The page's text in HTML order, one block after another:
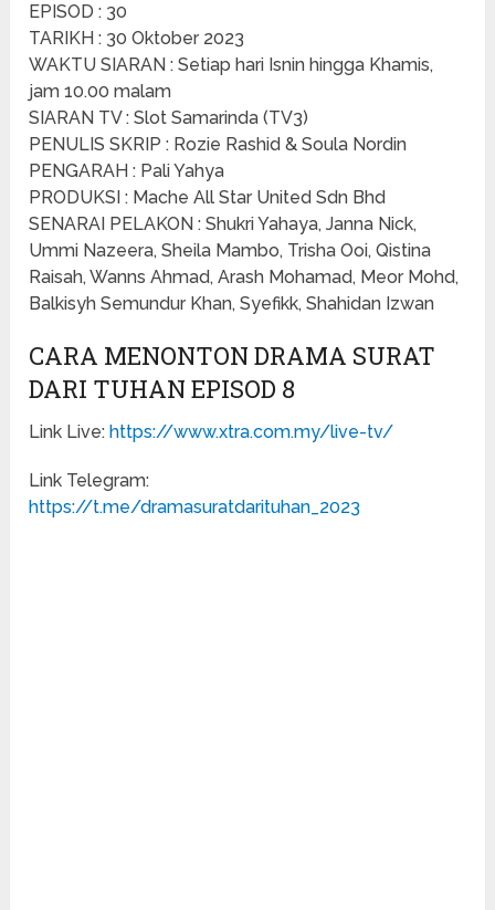
EPISOD : 30
TARIKH : 30 Oktober 2023
WAKTU SIARAN : Setiap hari Isnin hingga Khamis,
jam 10.00 malam
SIARAN TV : Slot Samarinda (TV3)
PENULIS SKRIP : Rozie Rashid & Soula Nordin
PENGARAH : Pali Yahya
PRODUKSI : Mache All Star United Sdn Bhd
SENARAI PELAKON : Shukri Yahaya, Janna Nick,
Ummi Nazeera, Sheila Mambo, Trisha Ooi, Qistina
Raisah, Wanns Ahmad, Arash Mohamad, Meor Mohd,
Balkisyh Semundur Khan, Syefikk, Shahidan Izwan
CARA MENONTON DRAMA SURAT
DARI TUHAN EPISOD 8
Link Live: https://www.xtra.com.my/live-tv/
Link Telegram:
https://t.me/dramasuratdarituhan_2023